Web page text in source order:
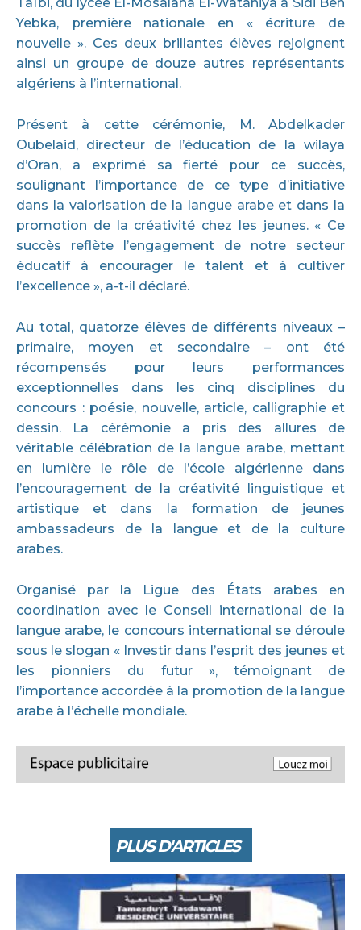
Taïbi, du lycée El-Mosalaha El-Wataniya à Sidi Ben
Yebka, première nationale en « écriture de
nouvelle ». Ces deux brillantes élèves rejoignent
ainsi un groupe de douze autres représentants
algériens à l’international.
Présent à cette cérémonie, M. Abdelkader
Oubelaid, directeur de l’éducation de la wilaya
d’Oran, a exprimé sa fierté pour ce succès,
soulignant l’importance de ce type d’initiative
dans la valorisation de la langue arabe et dans la
promotion de la créativité chez les jeunes. « Ce
succès reflète l’engagement de notre secteur
éducatif à encourager le talent et à cultiver
l’excellence », a-t-il déclaré.
Au total, quatorze élèves de différents niveaux –
primaire, moyen et secondaire – ont été
récompensés pour leurs performances
exceptionnelles dans les cinq disciplines du
concours : poésie, nouvelle, article, calligraphie et
dessin. La cérémonie a pris des allures de
véritable célébration de la langue arabe, mettant
en lumière le rôle de l’école algérienne dans
l’encouragement de la créativité linguistique et
artistique et dans la formation de jeunes
ambassadeurs de la langue et de la culture
arabes.
Organisé par la Ligue des États arabes en
coordination avec le Conseil international de la
langue arabe, le concours international se déroule
sous le slogan « Investir dans l’esprit des jeunes et
les pionniers du futur », témoignant de
l’importance accordée à la promotion de la langue
arabe à l’échelle mondiale.
PLUS D'ARTICLES